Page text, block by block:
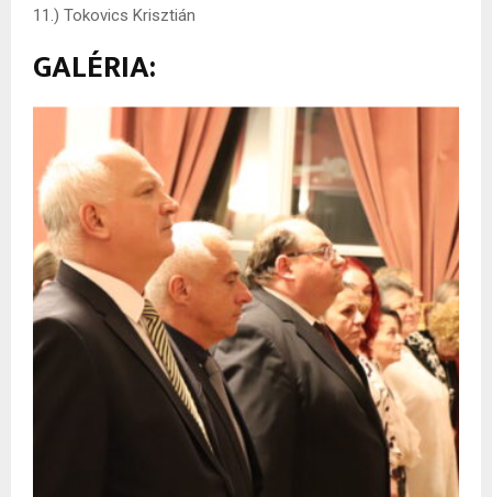
11.) Tokovics Krisztián
GALÉRIA: